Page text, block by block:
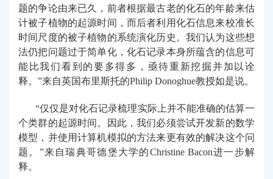
题的争论由来已久，前者根据最古老的化石的年龄来估
计被子植物的起源时间，而后者利用化石信息来校准长
时间尺度的被子植物的系统演化历史。我们认为这些想
法仍把问题过于简单化，化石记录本身所蕴含的信息可
能比我们看到的要多得多，亟待重新挖掘并加以诠
释。 ”来自英国布里斯托的Philip Donoghue教授如是说。
“仅仅是对化石记录梳理实际上并不能准确的估算一
个类群的起源时间。因此，我们必须尝试开发新的数学
模型，并使用计算机模拟的方法来更有效的解决这个问
题。 ”来自瑞典哥德堡大学的Christine Bacon进一步解
释。